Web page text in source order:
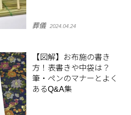
葬儀 2024.04.24
【図解】お布施の書き
方！表書きや中袋は？
筆・ペンのマナーとよく
あるQ&A集